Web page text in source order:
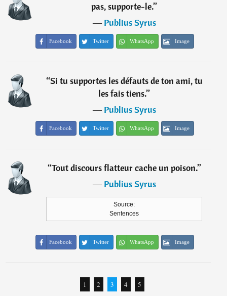
pas, supporte-le.”
―Publius Syrus
Facebook Twitter WhatsApp Image
“Si tu supportes les défauts de ton ami, tu
les fais tiens.”
―Publius Syrus
Facebook Twitter WhatsApp Image
“Tout discours flatteur cache un poison.”
―Publius Syrus
Source:
Sentences
Facebook Twitter WhatsApp Image
1 2 3 4 5